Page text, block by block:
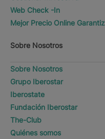
Web Check -In
Mejor Precio Online
Sobre Nosotros
Sobre Nosotros
Grupo Iberostar
Iberostate
Fundación Iberostar
The-Club
Quiénes somos